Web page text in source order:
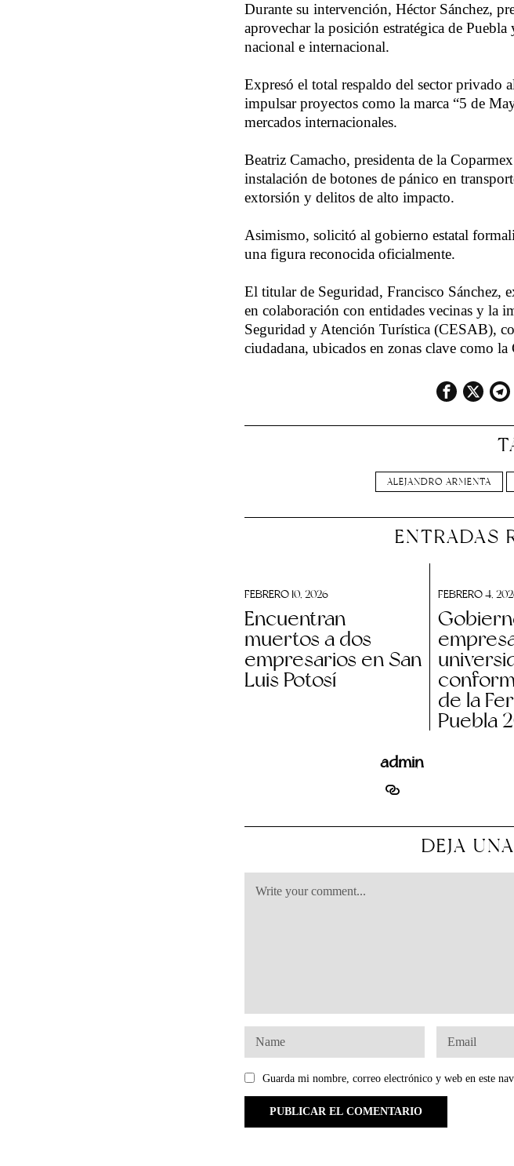
Durante su intervención, Héctor Sánchez,
aprovechar la posición estratégica de
nacional e internacional.
Expresó el total respaldo del sector privado
impulsar proyectos como la marca “5 de
mercados internacionales.
Beatriz Camacho, presidenta de la
instalación de botones de pánico en
extorsión y delitos de alto impacto.
Asimismo, solicitó al gobierno estatal
una figura reconocida oficialmente.
El titular de Seguridad, Francisco Sánchez,
en colaboración con entidades vecinas y la
Seguridad y Atención Turística (CESAB),
ciudadana, ubicados en zonas clave como
ALEJANDRO ARMENTA
ENTRADAS
FEBRERO 10, 2026
Encuentran
muertos a dos
empresarios en San
Luis Potosí
FEBRERO 4,
de la
Puebla
admin
DEJA
Guarda mi nombre, correo electrónico y web en este